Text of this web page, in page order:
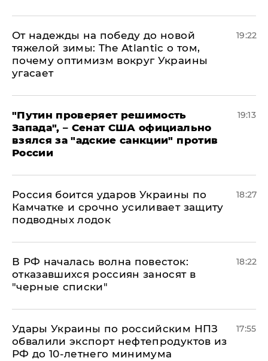
От надежды на победу до новой
тяжелой зимы: The Atlantic о том,
почему оптимизм вокруг Украины
угасает
19:22
"Путин проверяет решимость
Запада", – Сенат США официально
взялся за "адские санкции" против
России
19:13
Россия боится ударов Украины по
Камчатке и срочно усиливает защиту
подводных лодок
18:27
​В РФ началась волна повесток:
отказавшихся россиян заносят в
"черные списки"
18:22
Удары Украины по российским НПЗ
обвалили экспорт нефтепродуктов из
РФ до 10-летнего минимума
17:55